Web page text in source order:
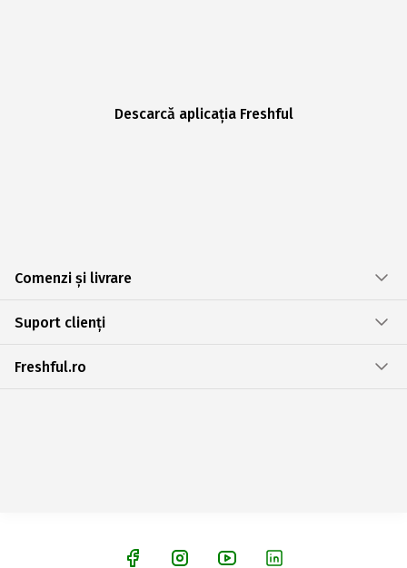
Descarcă aplicația Freshful
Comenzi și livrare
Suport clienți
Freshful.ro